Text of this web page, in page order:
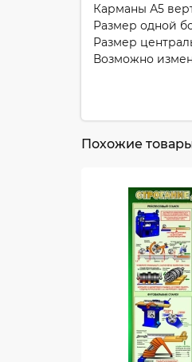
Карманы А5
Размер одной
Размер
Возможно
Похожие